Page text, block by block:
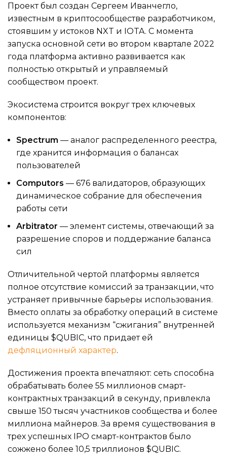
Проект был создан Сергеем Иванчегло,
известным в криптосообществе разработчиком,
стоявшим у истоков NXT и IOTA. С момента
запуска основной сети во втором квартале 2022
года платформа активно развивается как
полностью открытый и управляемый
сообществом проект.
Экосистема строится вокруг трех ключевых
компонентов:
Spectrum — аналог распределенного реестра,
где хранится информация о балансах
пользователей
Computors — 676 валидаторов, образующих
динамическое собрание для обеспечения
работы сети
Arbitrator — элемент системы, отвечающий за
разрешение споров и поддержание баланса
сил
Отличительной чертой платформы является
полное отсутствие комиссий за транзакции, что
устраняет привычные барьеры использования.
Вместо оплаты за обработку операций в системе
используется механизм “сжигания” внутренней
единицы $QUBIC, что придает ей
дефляционный характер.
Достижения проекта впечатляют: сеть способна
обрабатывать более 55 миллионов смарт-
контрактных транзакций в секунду, привлекла
свыше 150 тысяч участников сообщества и более
миллиона майнеров. За время существования в
трех успешных IPO смарт-контрактов было
сожжено более 10,5 триллионов $QUBIC.